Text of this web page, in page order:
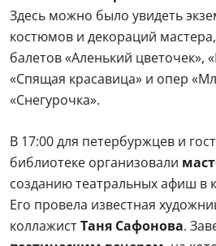
Здесь можно было увидеть
костюмов и декораций
балетов «Аленький цветочек»,
«Спящая красавица» и опер
«Снегурочка».
В 17:00 для петербуржцев и
библиотеке организовали
созданию театральных афиш в
Его провела известная
коллажистТаня Сафонова.